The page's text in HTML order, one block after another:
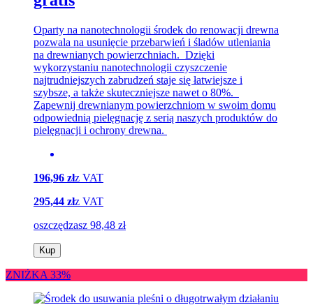
Oparty na nanotechnologii środek do renowacji drewna
pozwala na usunięcie przebarwień i śladów utleniania
na drewnianych powierzchniach. Dzięki
wykorzystaniu nanotechnologii czyszczenie
najtrudniejszych zabrudzeń staje się łatwiejsze i
szybsze, a także skuteczniejsze nawet o 80%.
Zapewnij drewnianym powierzchniom w swoim domu
odpowiednią pielęgnację z serią naszych produktów do
pielęgnacji i ochrony drewna.
196,96 złz VAT
295,44 złz VAT
oszczędzasz 98,48 zł
Kup
ZNIŻKA 33%